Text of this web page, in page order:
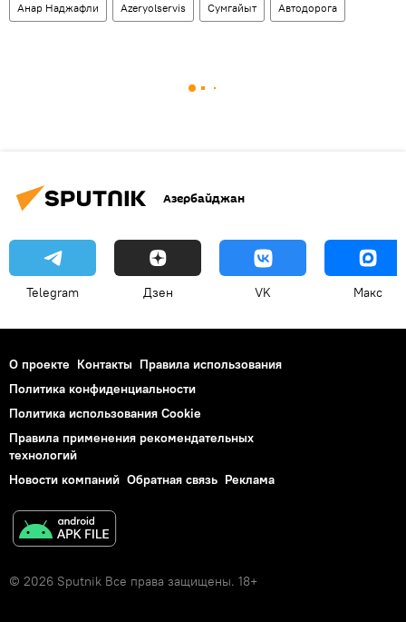
Анар Наджафли Azeryolservis Сумгайыт Автодорога
Азербайджан
Telegram Дзен VK Макс
О проекте Контакты Правила использования
Политика конфиденциальности
Политика использования Cookie
Правила применения рекомендательных
технологий
Новости компаний Обратная связь Реклама
© 2026 Sputnik Все права защищены. 18+